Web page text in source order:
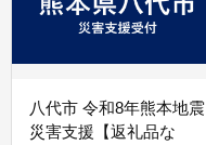
八代市 令和8年熊本地震
災害支援【返礼品な